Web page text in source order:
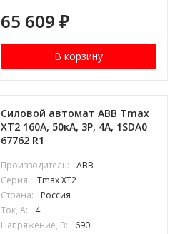
65 609₽
В корзину
Силовой автомат ABB Tmax
XT2 160А, 50кА, 3P, 4А, 1SDA0
67762 R1
Производитель:
ABB
Серия:
Tmax XT2
Страна:
Россия
Ток, А:
4
Напряжение, В:
690